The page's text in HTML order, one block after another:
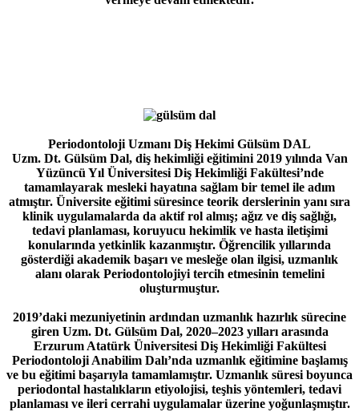
Periodontoloji Uzmanı Diş Hekimi Gülsüm DAL
Uzm. Dt. Gülsüm Dal, diş hekimliği eğitimini 2019 yılında Van
Yüzüncü Yıl Üniversitesi Diş Hekimliği Fakültesi’nde
tamamlayarak mesleki hayatına sağlam bir temel ile adım
atmıştır. Üniversite eğitimi süresince teorik derslerinin yanı sıra
klinik uygulamalarda da aktif rol almış; ağız ve diş sağlığı,
tedavi planlaması, koruyucu hekimlik ve hasta iletişimi
konularında yetkinlik kazanmıştır. Öğrencilik yıllarında
gösterdiği akademik başarı ve mesleğe olan ilgisi, uzmanlık
alanı olarak Periodontolojiyi tercih etmesinin temelini
oluşturmuştur.
2019’daki mezuniyetinin ardından uzmanlık hazırlık sürecine
giren Uzm. Dt. Gülsüm Dal, 2020–2023 yılları arasında
Erzurum Atatürk Üniversitesi Diş Hekimliği Fakültesi
Periodontoloji Anabilim Dalı’nda uzmanlık eğitimine başlamış
ve bu eğitimi başarıyla tamamlamıştır. Uzmanlık süresi boyunca
periodontal hastalıkların etiyolojisi, teşhis yöntemleri, tedavi
planlaması ve ileri cerrahi uygulamalar üzerine yoğunlaşmıştır.